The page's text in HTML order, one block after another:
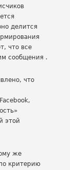
делится
что все
сообщения .
что
этой
же
критерию